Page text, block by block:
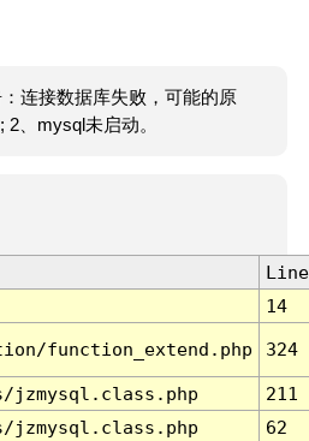
连接数据库失败，可能的原
、mysql未启动。
Line
14
function_extend.php 324
jzmysql.class.php
211
jzmysql.class.php
62